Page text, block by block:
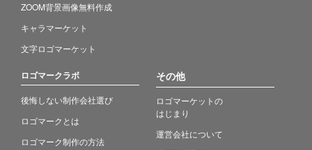
ZOOM背景画像無料作成
キャラマーケット
文字ロゴマーケット
ロゴマークラボ
後悔しない制作会社選び
ロゴマークとは
ロゴマーク制作の方法
その他
ロゴマーケットの
はじまり
運営会社について